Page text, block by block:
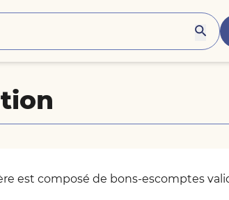
est composé de bons-escomptes